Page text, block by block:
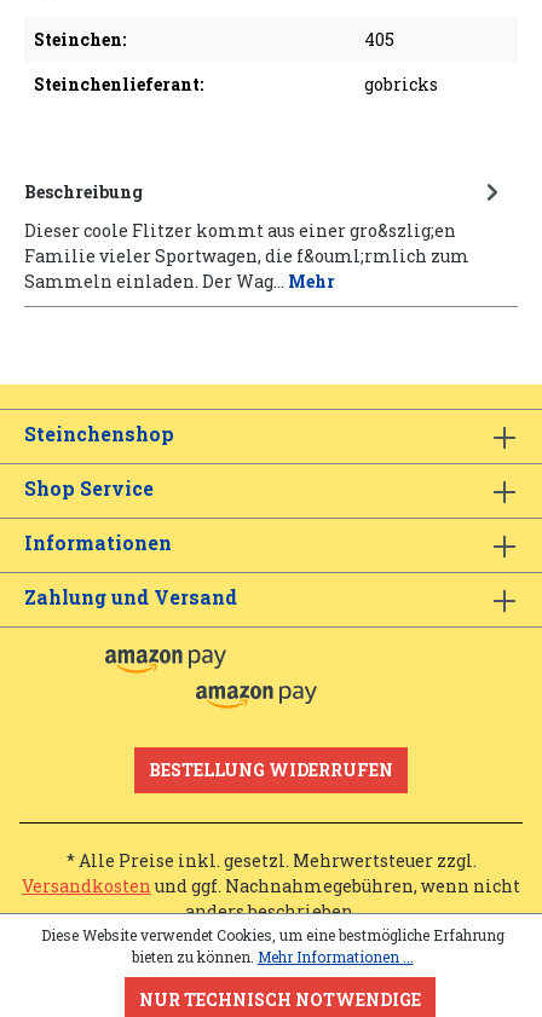
Steinchen:
405
Steinchenlieferant:
gobricks
Beschreibung
Dieser coole Flitzer kommt aus einer gro&szlig;en
Familie vieler Sportwagen, die f&ouml;rmlich zum
Sammeln einladen. Der Wag… Mehr
Steinchenshop
Shop Service
Informationen
Zahlung und Versand
BESTELLUNG WIDERRUFEN
* Alle Preise inkl. gesetzl. Mehrwertsteuer zzgl.
Versandkosten und ggf. Nachnahmegebühren, wenn nicht
anders beschrieben.
Diese Website verwendet Cookies, um eine bestmögliche Erfahrung
bieten zu können. Mehr Informationen ...
NUR TECHNISCH NOTWENDIGE